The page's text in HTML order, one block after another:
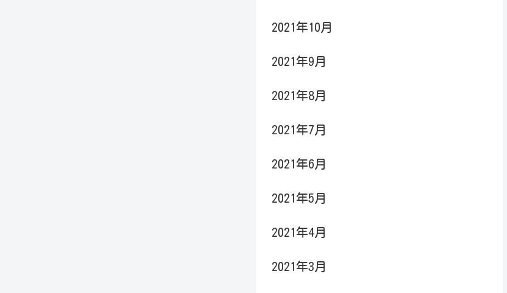
2021年10月
2021年9月
2021年8月
2021年7月
2021年6月
2021年5月
2021年4月
2021年3月